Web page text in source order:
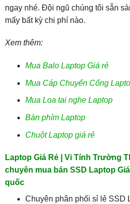
ngay nhé. Đội ngũ chúng tôi sẵn
mấy bất kỳ chi phí nào.
Xem thêm:
Mua Balo Laptop Giá rẻ
Mua Cáp Chuyển Cổng
Mua Loa tai nghe Laptop
Bàn phím Laptop
Chuột Laptop giá rẻ
Laptop Giá Rẻ | Vi Tính Trường
chuyên mua bán SSD Laptop
quốc
Chuyên phân phối sỉ lẻ SSD